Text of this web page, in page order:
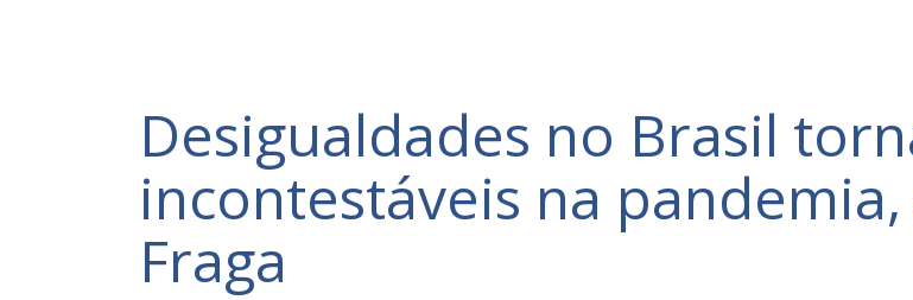
Desigualdades no Brasil
incontestáveis na
Fraga